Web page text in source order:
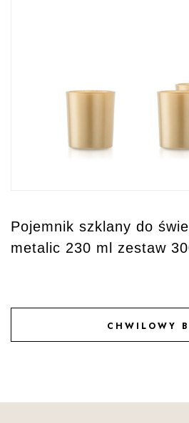
Pojemnik szklany do
metalic 230 ml zestaw
CHWILOWY
DODAJ DO